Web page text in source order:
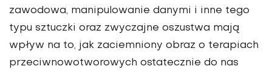
zawodowa, manipulowanie danymi i inne tego
typu sztuczki oraz zwyczajne oszustwa mają
wpływ na to, jak zaciemniony obraz o terapiach
przeciwnowotworowych ostatecznie do nas